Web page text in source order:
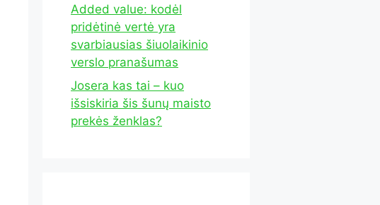
Added value: kodėl
pridėtinė vertė yra
svarbiausias šiuolaikinio
verslo pranašumas
Josera kas tai – kuo
išsiskiria šis šunų maisto
prekės ženklas?